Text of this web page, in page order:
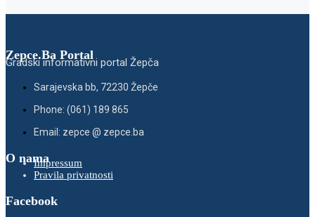
Zepce.Ba Portal
Gradski informativni portal Žepča
Sarajevska bb, 72230 Žepče
Phone: (061) 189 865
Email: zepce @ zepce.ba
O namaImpressum
Pravila privatnosti
Facebook